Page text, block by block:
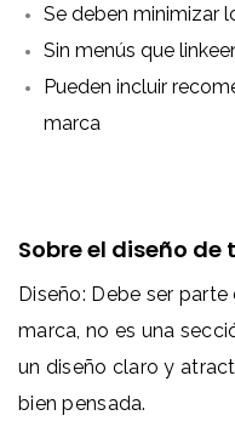
Se deben minimizar
Sin menús que
Pueden incluir
marca
Sobre el diseño de
Diseño: Debe ser
marca, no es una
un diseño claro y
bien pensada.